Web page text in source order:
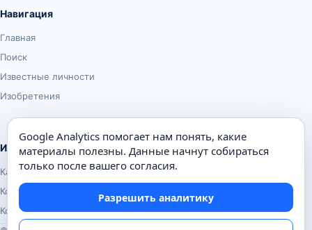
Навигация
Главная
Поиск
Известные личности
Изобретения
Информация
Карта сайта
Контакты
Конфиденциальность
Google Analytics помогает нам понять, какие
материалы полезны. Данные начнут собираться
только после вашего согласия.
Разрешить аналитику